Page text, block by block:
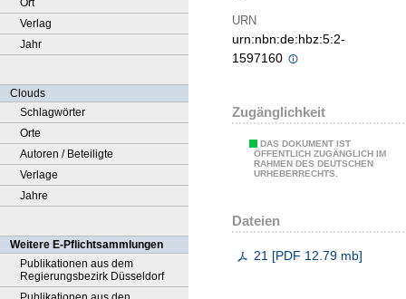
Ort
Verlag
Jahr
Clouds
Schlagwörter
Orte
Autoren / Beteiligte
Verlage
Jahre
Weitere E-Pflichtsammlungen
Publikationen aus dem
Regierungsbezirk Düsseldorf
URN
urn:nbn:de:hbz:5:2-
1597160
Zugänglichkeit
DAS DOKUMENT IST
ÖFFENTLICH ZUGÄNGLICH IM
RAHMEN DES DEUTSCHEN
URHEBERRECHTS.
Dateien
21 [PDF 12.79 mb]